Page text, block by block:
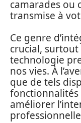
camarades ou
transmise à
Ce genre
crucial,
technologie
nos vies. À
que de tels
améliorer